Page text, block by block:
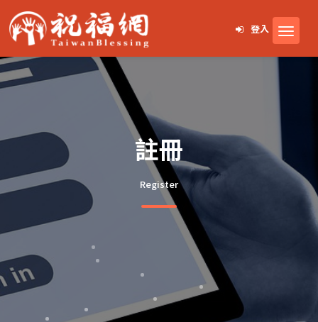
登入
註冊
Register